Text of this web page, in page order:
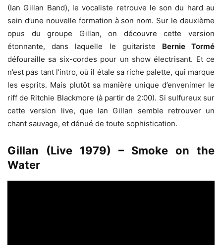
(Ian Gillan Band), le vocaliste retrouve le son du hard au
sein d’une nouvelle formation à son nom. Sur le deuxième
opus du groupe Gillan, on découvre cette version
étonnante, dans laquelle le guitariste Bernie Tormé
défouraille sa six-cordes pour un show électrisant. Et ce
n’est pas tant l’intro, où il étale sa riche palette, qui marque
les esprits. Mais plutôt sa manière unique d’envenimer le
riff de Ritchie Blackmore (à partir de 2:00). Si sulfureux sur
cette version live, que Ian Gillan semble retrouver un
chant sauvage, et dénué de toute sophistication.
Gillan (Live 1979) – Smoke on the
Water